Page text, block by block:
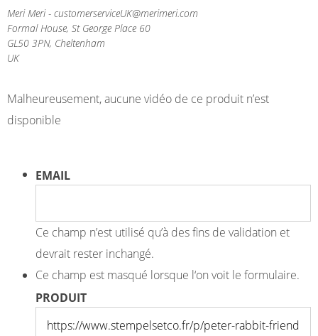
Meri Meri - customerserviceUK@merimeri.com
Formal House, St George Place 60
GL50 3PN, Cheltenham
UK
Malheureusement, aucune vidéo de ce produit n’est
disponible
EMAIL
Ce champ n’est utilisé qu’à des fins de validation et
devrait rester inchangé.
Ce champ est masqué lorsque l‘on voit le formulaire.
PRODUIT